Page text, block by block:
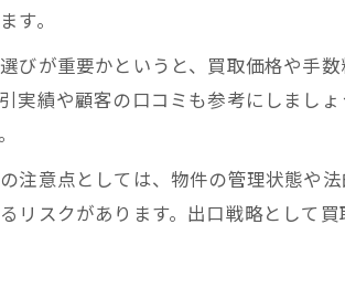
す。
びが重要かというと、買取価格や手
実績や顧客の口コミも参考にしまし
注意点としては、物件の管理状態や
リスクがあります。出口戦略として